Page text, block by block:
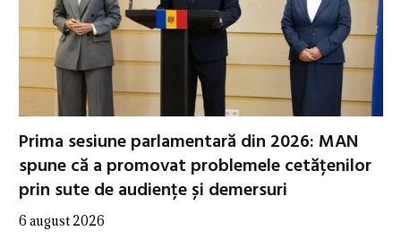
Prima sesiune parlamentară din 2026: MAN
spune că a promovat problemele cetățenilor
prin sute de audiențe și demersuri
6 august 2026